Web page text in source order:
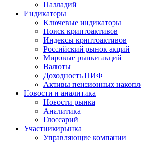
Палладий
Индикаторы
Ключевые индикаторы
Поиск криптоактивов
Индексы криптоактивов
Российский рынок акций
Мировые рынки акций
Валюты
Доходность ПИФ
Активы пенсионных
Новости и аналитика
Новости рынка
Аналитика
Глоссарий
Участникирынка
Управляющие компании